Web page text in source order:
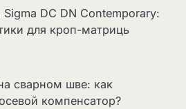
Sigma DC DN Contemporary:
для кроп-матриць
сварном шве: как
компенсатор?